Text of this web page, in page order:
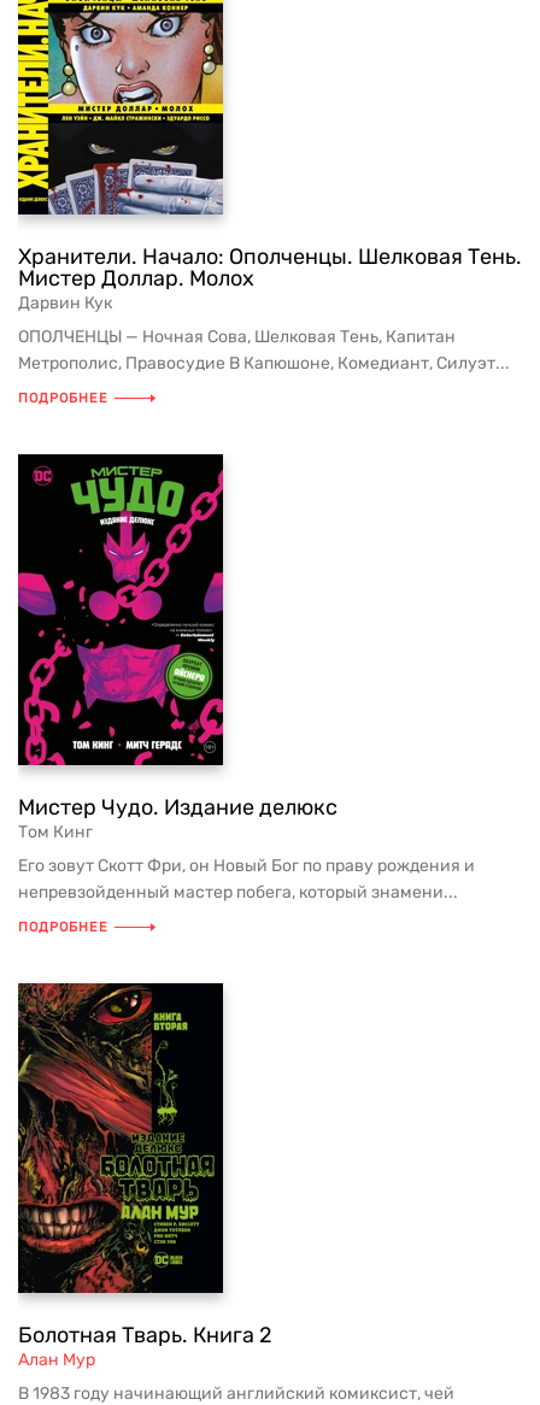
Хранители. Начало: Ополченцы. Шелковая Тень.
Мистер Доллар. Молох
Дарвин Кук
ОПОЛЧЕНЦЫ — Ночная Сова, Шелковая Тень, Капитан
Метрополис, Правосудие В Капюшоне, Комедиант, Силуэт...
ПОДРОБНЕЕ
Мистер Чудо. Издание делюкс
Том Кинг
Его зовут Скотт Фри, он Новый Бог по праву рождения и
непревзойденный мастер побега, который знамени...
ПОДРОБНЕЕ
Болотная Тварь. Книга 2
Алан Мур
В 1983 году начинающий английский комиксист, чей